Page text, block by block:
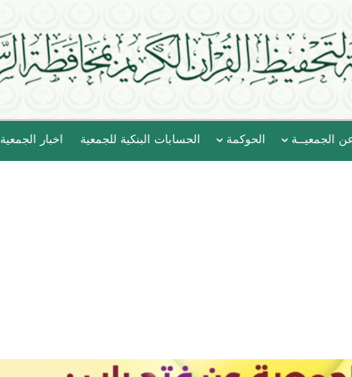
الجمعيــة الحوكمة الحسابات البنكية للجمعية اخبار الجمعية